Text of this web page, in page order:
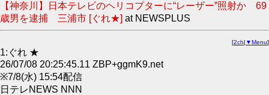
【神奈川】日本テレビのヘリコプターに“レーザー”照射か 69
歳男を逮捕 三浦市 [ぐれ★] at NEWSPLUS
[2ch| ▼Menu]
1:ぐれ ★
26/07/08 20:25:45.11 ZBP+ggmK9.net
※7/8(水) 15:54配信
日テレNEWS NNN